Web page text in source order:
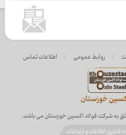
/ روابط عمومی / اطلاعات تماس
به شرکت فولاد اکسین خوزستان می باشد.
فناوری اطلاعات و ارتباطات